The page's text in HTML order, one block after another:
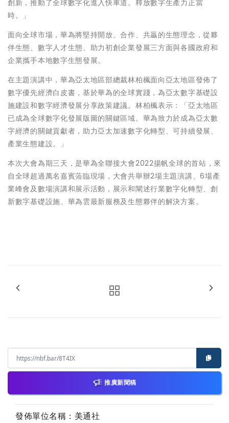
創新，推動了全球數字化進入快車道。釋放數字生產力正當
時。」
面向全球市場，華為將堅持開放、合作、共贏的生態理念，從夥
伴生態、數字人才生態、助力初創企業發展三方面與各國政府和
企業攜手本地數字生態發展。
在主題演講中，華為亞太地區部總裁林柏楓面向亞太地區發佈了
數字優先經濟白皮書，基於華為的全球實踐，為亞太數字基礎設
施建設和數字經濟發展分享政策建議。林柏楓表示：「亞太地區
已成為全球數字化發展版圖的關鍵區域。華為致力於成為亞太數
字經濟的關鍵貢獻者，助力亞太加速數字化轉型、可持續發展、
產業生態建設。」
本次大會為期三天，是華為全聯接大會2022揚帆全球的首站，來
自全球超過萬名嘉賓蒞臨現場，大會共舉辦2場主題演講、6場產
業峰會及數場演講和展示活動，展示和闡述行業數字化轉型、創
新數字基礎設施、華為雲最新服務及生態夥伴的解決方案。
推廣新聞稿
發佈單位名稱：美通社